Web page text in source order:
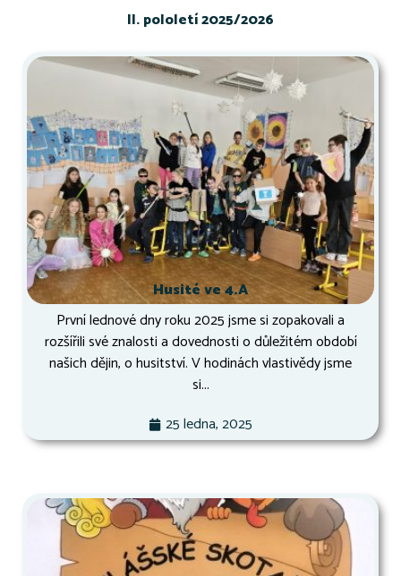
II. pololetí 2025/2026
Husité ve 4.A
První lednové dny roku 2025 jsme si zopakovali a
rozšířili své znalosti a dovednosti o důležitém období
našich dějin, o husitství. V hodinách vlastivědy jsme
si...
25 ledna, 2025